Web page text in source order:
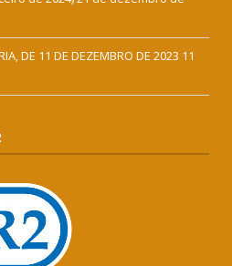
DE 11 DE DEZEMBRO DE 2023 11